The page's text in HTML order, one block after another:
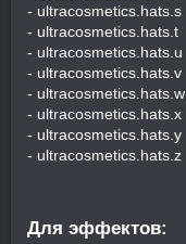
- ultracosmetics.hats.s
- ultracosmetics.hats.t
- ultracosmetics.hats.u
- ultracosmetics.hats.v
- ultracosmetics.hats.w
- ultracosmetics.hats.x
- ultracosmetics.hats.y
- ultracosmetics.hats.z
Для эффектов:​